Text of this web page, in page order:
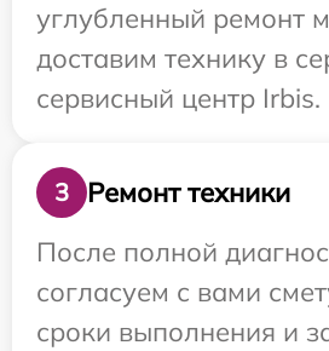
углубленный ремонт
доставим технику в
сервисный центр Irbis.
3
Ремонт техники
После полной
согласуем с вами
сроки выполнения и